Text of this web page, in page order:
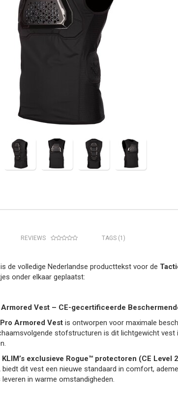
REVIEWS TAGS (1)
de volledige Nederlandse producttekst voor de
onder elkaar geplaatst:
Vest – CE-gecertificeerde
Armored Vestis ontworpen voor maximale
stofstructuren is dit lichtgewicht
KLIM’s exclusieve Rogue™ protectoren (CE Level
biedt dit vest een nieuwe standaard in comfort,
in warme omstandigheden.